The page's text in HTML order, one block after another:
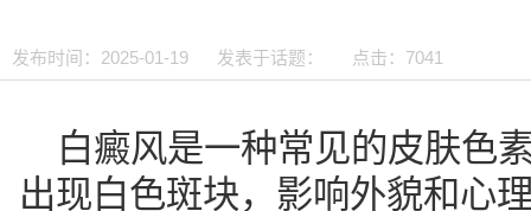
发布时间：2025-01-19 发表于话题： 点击： 7041
白癜风是一种常见的皮肤色
出现白色斑块，影响外貌和心